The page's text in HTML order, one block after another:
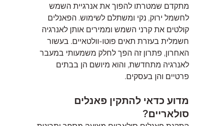
מתקדם שמטרתו להפוך את אנרגיית השמש
לחשמל ירוק, נקי ומשתלם לשימוש. הפאנלים
קולטים את קרני השמש וממירים אותן לאנרגיה
חשמלית בעזרת תאים פוטו-וולטאיים. בעשור
האחרון, פתרון זה הפך לחלק משמעותי במעבר
לאנרגיה מתחדשת, והוא מיושם הן בבתים
פרטיים והן בעסקים.
מדוע כדאי להתקין פאנלים
סולאריים?